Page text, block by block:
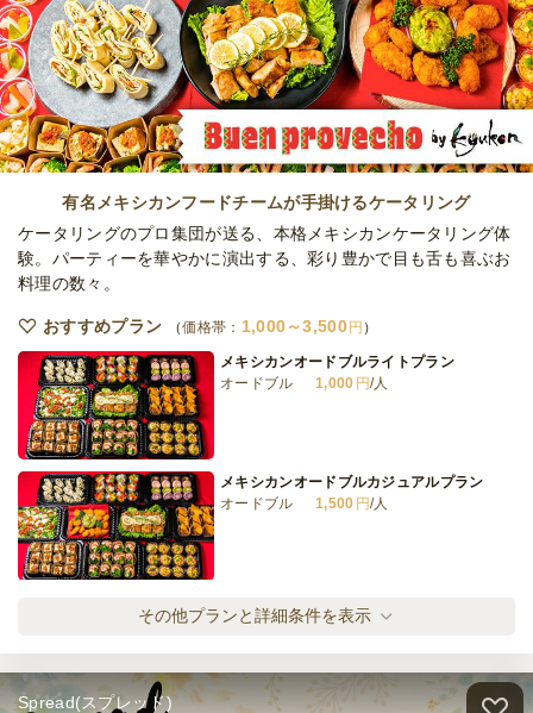
全てのプランを見る（4件）
オードブル
締切 2日前12時
最低ご注文金額 30,000円
有名メキシカンフードチームが手掛けるケータリング
ケータリングのプロ集団が送る、本格メキシカンケータリング体
験。パーティーを華やかに演出する、彩り豊かで目も舌も喜ぶお
料理の数々。
おすすめプラン 価格帯： 1,000～3,500円
メキシカンオードブルライトプラン
オードブル
1,000 円/人
メキシカンオードブルカジュアルプラン
オードブル
1,500 円/人
オードブル
2,000円/人
その他プランと詳細条件を表示
Spread(スプレッド)